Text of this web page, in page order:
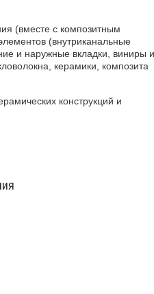
(вместе с композитным
(внутриканальные
и наружные вкладки, виниры
керамики, композита
конструкций и